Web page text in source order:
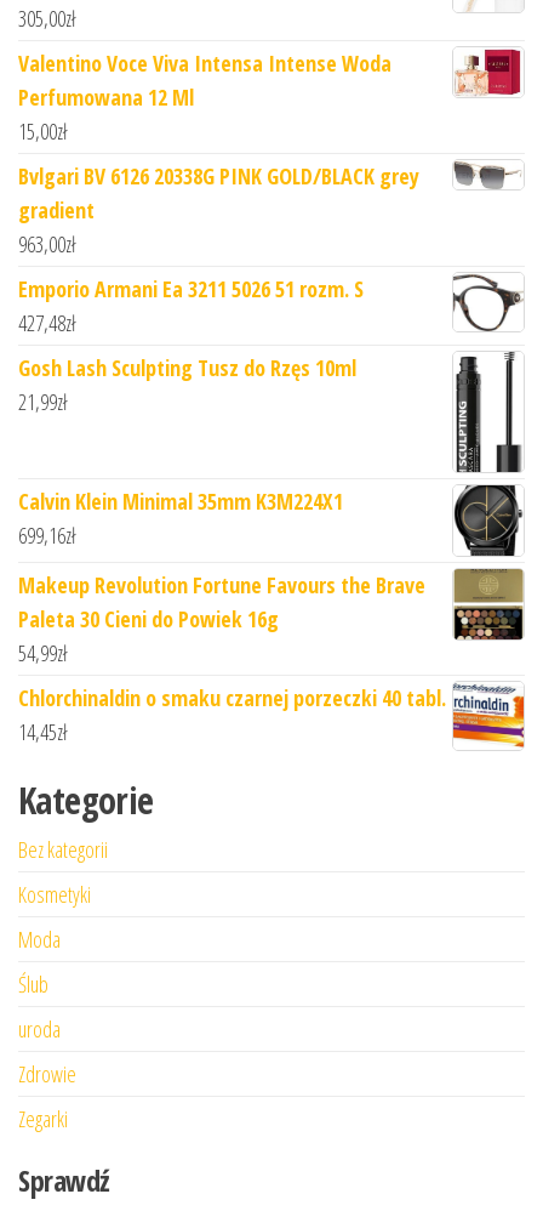
305,00zł
Valentino Voce Viva Intensa Intense Woda
Perfumowana 12 Ml
15,00zł
Bvlgari BV 6126 20338G PINK GOLD/BLACK grey
gradient
963,00zł
Emporio Armani Ea 3211 5026 51 rozm. S
427,48zł
Gosh Lash Sculpting Tusz do Rzęs 10ml
21,99zł
Calvin Klein Minimal 35mm K3M224X1
699,16zł
Makeup Revolution Fortune Favours the Brave
Paleta 30 Cieni do Powiek 16g
54,99zł
Chlorchinaldin o smaku czarnej porzeczki 40 tabl.
14,45zł
Kategorie
Bez kategorii
Kosmetyki
Moda
Ślub
uroda
Zdrowie
Zegarki
Sprawdź